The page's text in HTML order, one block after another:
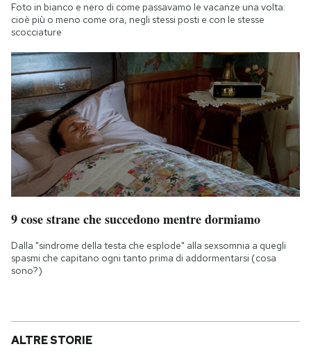
Foto in bianco e nero di come passavamo le vacanze una volta:
cioè più o meno come ora, negli stessi posti e con le stesse
scocciature
9 cose strane che succedono mentre dormiamo
Dalla "sindrome della testa che esplode" alla sexsomnia a quegli
spasmi che capitano ogni tanto prima di addormentarsi (cosa
sono?)
ALTRE STORIE